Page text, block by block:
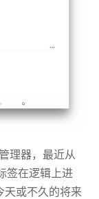
理器，最近从
签在逻辑上进
天或不久的将来